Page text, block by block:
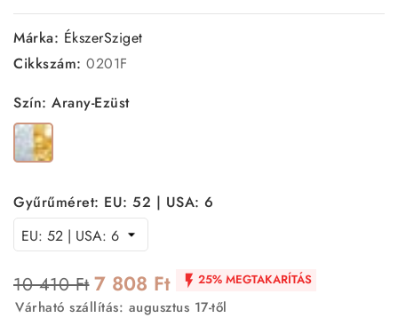
Márka: ÉkszerSziget
Cikkszám: 0201F
Szín: Arany-Ezüst
Arany-
Ezüst
Gyűrűméret: EU: 52 | USA: 6
10 410 Ft7 808 Ft  25% MEGTAKARÍTÁS
Várható szállítás: augusztus 17-től